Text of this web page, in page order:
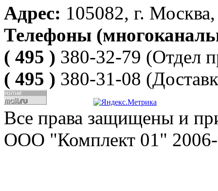
Адрес: 105082, г.
Телефоны
( 495 ) 380-32-79 (Отдел
( 495 ) 380-31-08
Все права защищены и
ООО "Комплект 01" 2006-